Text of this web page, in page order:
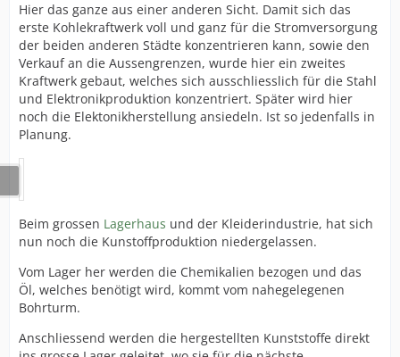
Hier das ganze aus einer anderen Sicht. Damit sich das
erste Kohlekraftwerk voll und ganz für die Stromversorgung
der beiden anderen Städte konzentrieren kann, sowie den
Verkauf an die Aussengrenzen, wurde hier ein zweites
Kraftwerk gebaut, welches sich ausschliesslich für die Stahl
und Elektronikproduktion konzentriert. Später wird hier
noch die Elektonikherstellung ansiedeln. Ist so jedenfalls in
Planung.
Beim grossen Lagerhaus und der Kleiderindustrie, hat sich
nun noch die Kunstoffproduktion niedergelassen.
Vom Lager her werden die Chemikalien bezogen und das
Öl, welches benötigt wird, kommt vom nahegelegenen
Bohrturm.
Anschliessend werden die hergestellten Kunststoffe direkt